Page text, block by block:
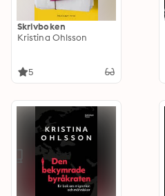
Skrivboken
Kristina Ohlsson
5